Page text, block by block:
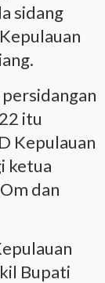
sidang
itu
Kepulauan
ketua
dan
Bupati